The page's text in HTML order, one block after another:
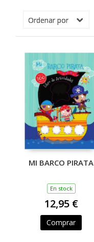
MI BARCO PIRATA
En stock
12,95 €
Comprar